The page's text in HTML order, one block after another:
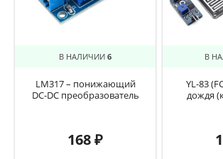
В НАЛИЧИИ 6
LM317 – понижающий
DC-DC преобразователь
168₽
В
YL-83
дождя